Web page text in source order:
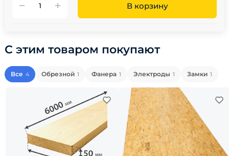
В корзину
С этим товаром покупают
Все 4 Обрезной 1 Фанера 1 Электроды 1 Замки 1